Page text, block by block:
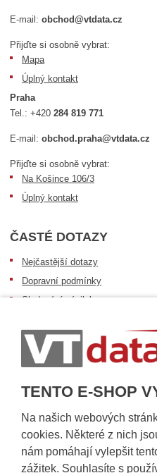
TENTO E-SHOP
Na našich webových
cookies. Některé z nich
nám pomáhají vylepšit
zážitek. Souhlasíte s
E-mail:obchod@vtdata.cz
Přijďte si osobně vybrat:
Mapa
Úplný kontakt
Praha
Tel.:+420284 819 771
E-mail:obchod.praha@vtdata.cz
Přijďte si osobně vybrat:
Na Košince 106/3
Úplný kontakt
ČASTÉ DOTAZY
Nejčastější dotazy
Dopravní podmínky
Sledování zásilek
Informace k dostupnosti zboží
Obecné informace